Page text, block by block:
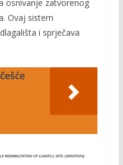
osnivanje zatvorenog
Ovaj sistem
i sprječava